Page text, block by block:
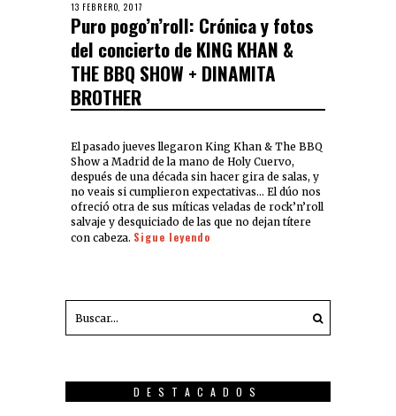
13 FEBRERO, 2017
Puro pogo’n’roll: Crónica y fotos
del concierto de KING KHAN &
THE BBQ SHOW + DINAMITA
BROTHER
El pasado jueves llegaron King Khan & The BBQ
Show a Madrid de la mano de Holy Cuervo,
después de una década sin hacer gira de salas, y
no veais si cumplieron expectativas… El dúo nos
ofreció otra de sus míticas veladas de rock’n’roll
salvaje y desquiciado de las que no dejan títere
con cabeza. Sigue leyendo
DESTACADOS